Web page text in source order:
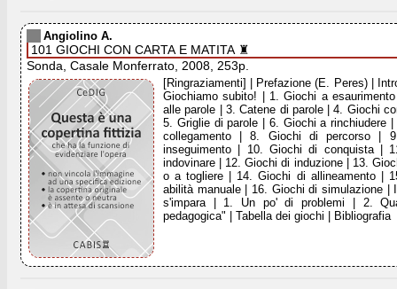
Angiolino A.
101 GIOCHI CON CARTA E MATITA ♜
Sonda, Casale Monferrato, 2008, 253p.
[Ringraziamenti] | Prefazione (E. Peres) |
Giochiamo subito! | 1. Giochi a
alle parole | 3. Catene di parole | 4. Giochi
5. Griglie di parole | 6. Giochi a rinchiudere
collegamento | 8. Giochi di percorso |
inseguimento | 10. Giochi di conquista |
indovinare | 12. Giochi di induzione | 13.
o a togliere | 14. Giochi di allineamento |
abilità manuale | 16. Giochi di simulazione |
s'impara | 1. Un po' di problemi | 2.
pedagogica" | Tabella dei giochi | Bibliografia